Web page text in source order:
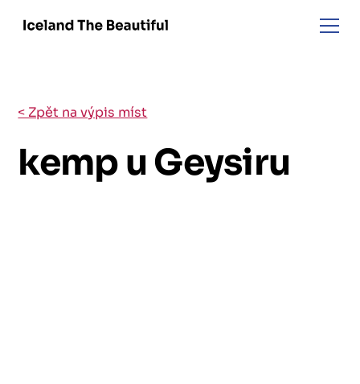
< Zpět na výpis míst
kemp u Geysiru